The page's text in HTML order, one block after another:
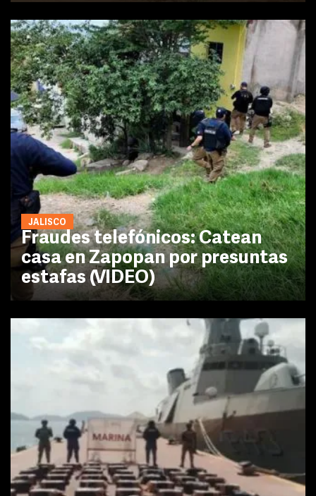
JALISCO
Fraudes telefónicos: Catean
casa en Zapopan por presuntas
estafas (VIDEO)